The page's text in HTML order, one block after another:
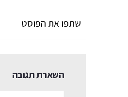
שתפו את הפוסט
השארת תגובה